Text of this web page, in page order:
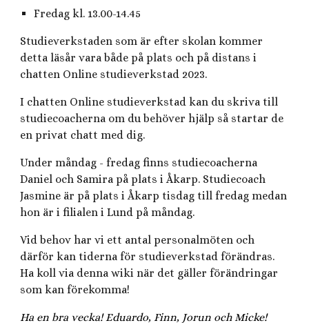
Fredag kl. 13.00-14.45
Studieverkstaden som är efter skolan kommer
detta läsår vara både på plats och på distans i
chatten Online studieverkstad 2023.
I chatten Online studieverkstad kan du skriva till
studiecoacherna om du behöver hjälp så startar de
en privat chatt med dig.
Under måndag - fredag finns studiecoacherna
Daniel och Samira på plats i Åkarp. Studiecoach
Jasmine är på plats i Åkarp tisdag till fredag medan
hon är i filialen i Lund på måndag.
Vid behov har vi ett antal personalmöten och
därför kan tiderna för studieverkstad förändras.
Ha koll via denna wiki när det gäller förändringar
som kan förekomma!
Ha en bra vecka! Eduardo, Finn, Jorun och Micke!